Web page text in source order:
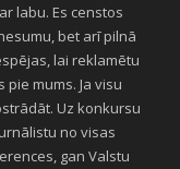
labu. Es censtos
bet arī pilnā
lai reklamētu
mums. Ja visu
Uz konkursu
no visas
gan Valstu